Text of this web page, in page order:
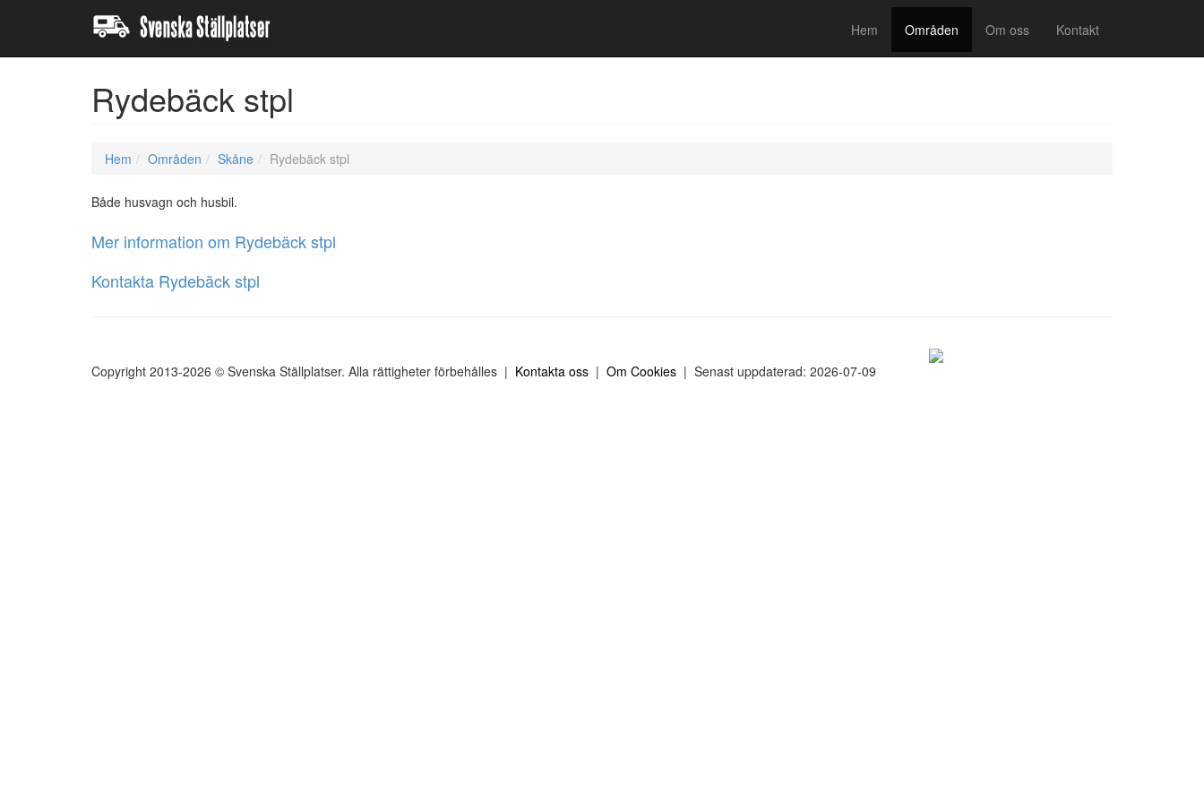
Hem Områden Om oss Kontakt
Rydebäck stpl
Hem Områden Skåne Rydebäck stpl
Både husvagn och husbil.
Mer information om Rydebäck stpl
Kontakta Rydebäck stpl
Copyright 2013-2026 © Svenska Ställplatser. Alla rättigheter förbehålles | Kontakta oss | Om Cookies | Senast uppdaterad: 2026-07-09